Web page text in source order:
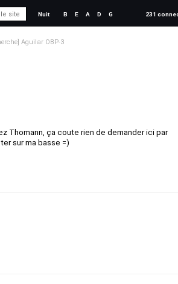
Nuit B E A D G 231
Aguilar OBP-3
Thomann, ça coute rien de demander ici par
sur ma basse =)